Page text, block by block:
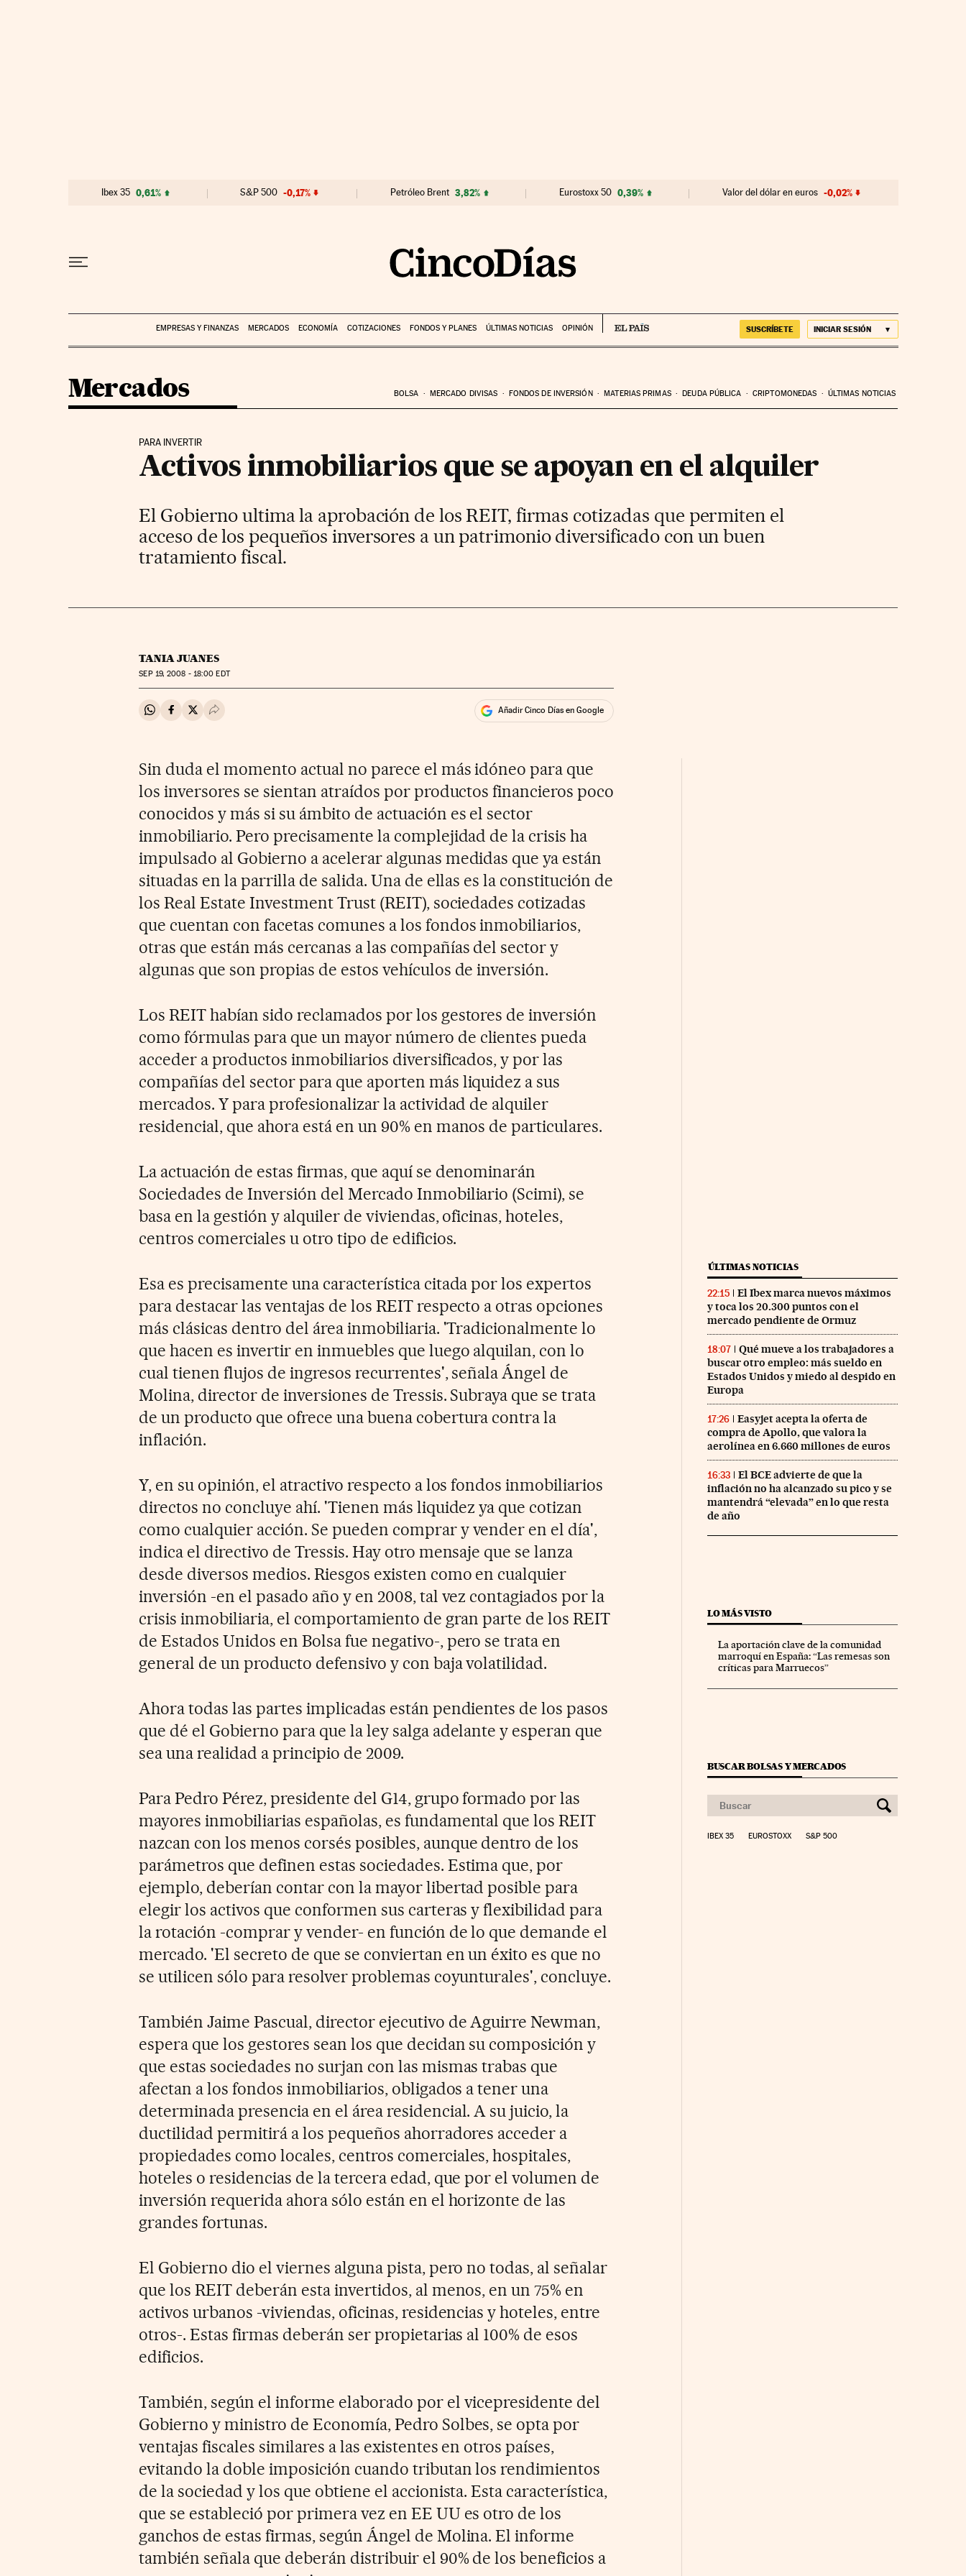
Ibex 35 0,61% S&P 500 -0,17% Petróleo Brent 3,82% Eurostoxx 50 0,39% Valor del dólar en euros -0,02%
EMPRESAS Y FINANZAS MERCADOS ECONOMÍA COTIZACIONES FONDOS Y PLANES ÚLTIMAS NOTICIAS OPINIÓN SUSCRÍBETE INICIAR SESIÓN
Mercados BOLSA MERCADO DIVISAS FONDOS DE INVERSIÓN MATERIAS PRIMAS DEUDA PÚBLICA CRIPTOMONEDAS ÚLTIMAS NOTICIAS
PARA INVERTIR
Activos inmobiliarios que se apoyan en el alquiler
El Gobierno ultima la aprobación de los REIT, firmas cotizadas que permiten el
acceso de los pequeños inversores a un patrimonio diversificado con un buen
tratamiento fiscal.
TANIA JUANES
SEP19, 2008 - 18:00 EDT
Compartir en Whatsapp
Compartir en Facebook
Compartir en Twitter
Desplegar Redes Sociales Añadir Cinco Días en Google
Sin duda el momento actual no parece el más idóneo para que
los inversores se sientan atraídos por productos financieros poco
conocidos y más si su ámbito de actuación es el sector
inmobiliario. Pero precisamente la complejidad de la crisis ha
impulsado al Gobierno a acelerar algunas medidas que ya están
situadas en la parrilla de salida. Una de ellas es la constitución de
los Real Estate Investment Trust (REIT), sociedades cotizadas
que cuentan con facetas comunes a los fondos inmobiliarios,
otras que están más cercanas a las compañías del sector y
algunas que son propias de estos vehículos de inversión.
Los REIT habían sido reclamados por los gestores de inversión
como fórmulas para que un mayor número de clientes pueda
acceder a productos inmobiliarios diversificados, y por las
compañías del sector para que aporten más liquidez a sus
mercados. Y para profesionalizar la actividad de alquiler
residencial, que ahora está en un 90% en manos de particulares.
La actuación de estas firmas, que aquí se denominarán
Sociedades de Inversión del Mercado Inmobiliario (Scimi), se
basa en la gestión y alquiler de viviendas, oficinas, hoteles,
centros comerciales u otro tipo de edificios.
Esa es precisamente una característica citada por los expertos
para destacar las ventajas de los REIT respecto a otras opciones
más clásicas dentro del área inmobiliaria. 'Tradicionalmente lo
que hacen es invertir en inmuebles que luego alquilan, con lo
cual tienen flujos de ingresos recurrentes', señala Ángel de
Molina, director de inversiones de Tressis. Subraya que se trata
de un producto que ofrece una buena cobertura contra la
inflación.
Y, en su opinión, el atractivo respecto a los fondos inmobiliarios
directos no concluye ahí. 'Tienen más liquidez ya que cotizan
como cualquier acción. Se pueden comprar y vender en el día',
indica el directivo de Tressis. Hay otro mensaje que se lanza
desde diversos medios. Riesgos existen como en cualquier
inversión -en el pasado año y en 2008, tal vez contagiados por la
crisis inmobiliaria, el comportamiento de gran parte de los REIT
de Estados Unidos en Bolsa fue negativo-, pero se trata en
general de un producto defensivo y con baja volatilidad.
Ahora todas las partes implicadas están pendientes de los pasos
que dé el Gobierno para que la ley salga adelante y esperan que
sea una realidad a principio de 2009.
Para Pedro Pérez, presidente del G14, grupo formado por las
mayores inmobiliarias españolas, es fundamental que los REIT
nazcan con los menos corsés posibles, aunque dentro de los
parámetros que definen estas sociedades. Estima que, por
ejemplo, deberían contar con la mayor libertad posible para
elegir los activos que conformen sus carteras y flexibilidad para
la rotación -comprar y vender- en función de lo que demande el
mercado. 'El secreto de que se conviertan en un éxito es que no
se utilicen sólo para resolver problemas coyunturales', concluye.
También Jaime Pascual, director ejecutivo de Aguirre Newman,
espera que los gestores sean los que decidan su composición y
que estas sociedades no surjan con las mismas trabas que
afectan a los fondos inmobiliarios, obligados a tener una
determinada presencia en el área residencial. A su juicio, la
ductilidad permitirá a los pequeños ahorradores acceder a
propiedades como locales, centros comerciales, hospitales,
hoteles o residencias de la tercera edad, que por el volumen de
inversión requerida ahora sólo están en el horizonte de las
grandes fortunas.
El Gobierno dio el viernes alguna pista, pero no todas, al señalar
que los REIT deberán esta invertidos, al menos, en un 75% en
activos urbanos -viviendas, oficinas, residencias y hoteles, entre
otros-. Estas firmas deberán ser propietarias al 100% de esos
edificios.
También, según el informe elaborado por el vicepresidente del
Gobierno y ministro de Economía, Pedro Solbes, se opta por
ventajas fiscales similares a las existentes en otros países,
evitando la doble imposición cuando tributan los rendimientos
de la sociedad y los que obtiene el accionista. Esta característica,
que se estableció por primera vez en EE UU es otro de los
ganchos de estas firmas, según Ángel de Molina. El informe
también señala que deberán distribuir el 90% de los beneficios a
ÚLTIMAS NOTICIAS
22:15
El Ibex marca nuevos máximos
y toca los 20.300 puntos con el
mercado pendiente de Ormuz
18:07
Qué mueve a los trabajadores a
buscar otro empleo: más sueldo en
Estados Unidos y miedo al despido en
Europa
17:26
Easyjet acepta la oferta de
compra de Apollo, que valora la
aerolínea en 6.660 millones de euros
16:33
El BCE advierte de que la
inflación no ha alcanzado su pico y se
mantendrá “elevada” en lo que resta
de año
LO MÁS VISTO
La aportación clave de la comunidad
marroquí en España: “Las remesas son
críticas para Marruecos”
BUSCAR BOLSAS Y MERCADOS
IBEX 35 EUROSTOXX S&P 500